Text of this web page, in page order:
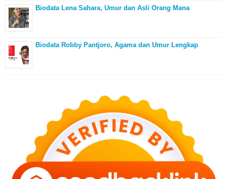
Biodata Lena Sahara, Umur dan Asli Orang Mana
Biodata Robby Pantjoro, Agama dan Umur Lengkap